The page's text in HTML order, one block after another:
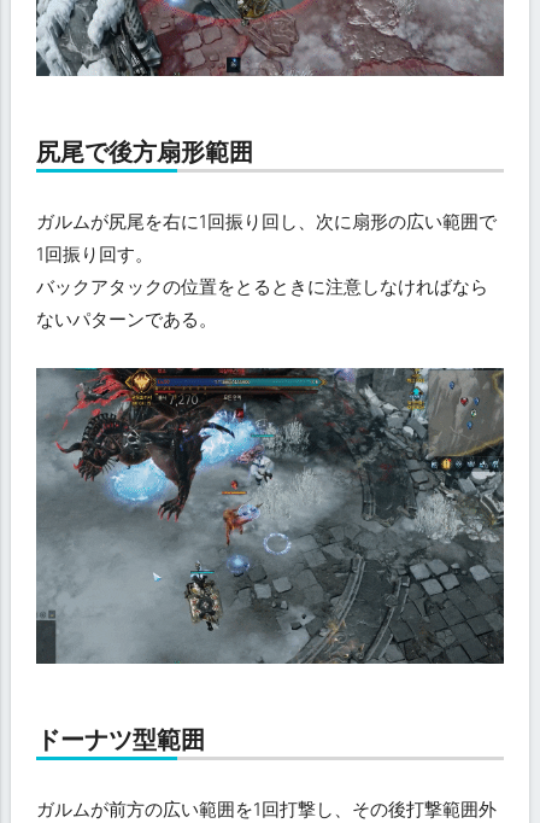
尻尾で後方扇形範囲
ガルムが尻尾を右に1回振り回し、次に扇形の広い範囲で
1回振り回す。
バックアタックの位置をとるときに注意しなければなら
ないパターンである。
ドーナツ型範囲
ガルムが前方の広い範囲を1回打撃し、その後打撃範囲外